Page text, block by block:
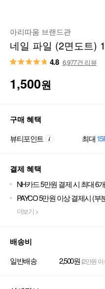
아리따움 브랜드관
네일 파일 (2면도트)
4.8 6,977건 리뷰
1,500원
구매 혜택
뷰티포인트 최대
결제 혜택
NH카드 5만원 결제 시 최대 6
PAYCO 5만원 이상 결제시 (부
더보기 >
배송비
일반배송 2,500원 (2만원